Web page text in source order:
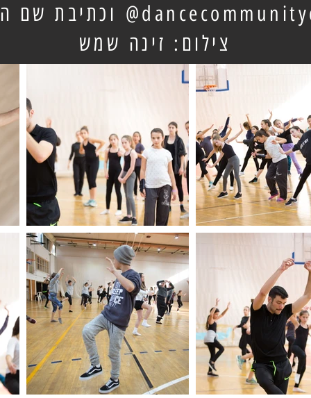
וכתיבת שם
צילום: זינה שמש